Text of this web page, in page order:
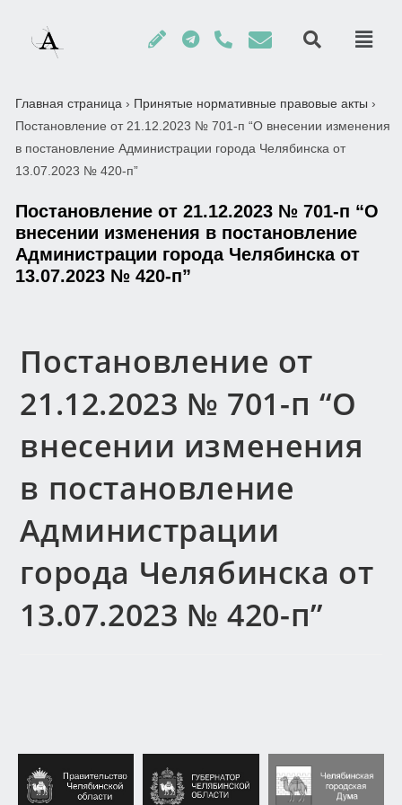
Главная страница › Принятые нормативные правовые акты ›
Постановление от 21.12.2023 № 701-п “О внесении изменения
в постановление Администрации города Челябинска от
13.07.2023 № 420-п”
Постановление от 21.12.2023 № 701-п “О
внесении изменения в постановление
Администрации города Челябинска от
13.07.2023 № 420-п”
Постановление от
21.12.2023 № 701-п “О
внесении изменения
в постановление
Администрации
города Челябинска от
13.07.2023 № 420-п”